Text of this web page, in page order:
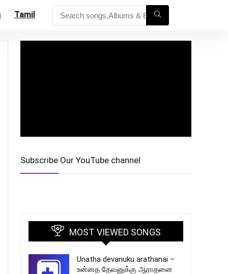
Tamil
Subscribe Our YouTube channel
MOST VIEWED SONGS
Unatha devanuku arathanai –
உன்னத தேவனுக்கு ஆராதனை